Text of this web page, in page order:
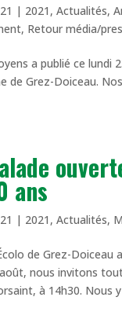
| 2021 ,Actualités,
, Retour média/
a publié ce
Grez-Doiceau.
ans
| 2021 ,Actualités,
de Grez-Doiceau
nous invitons
à 14h30. Nous